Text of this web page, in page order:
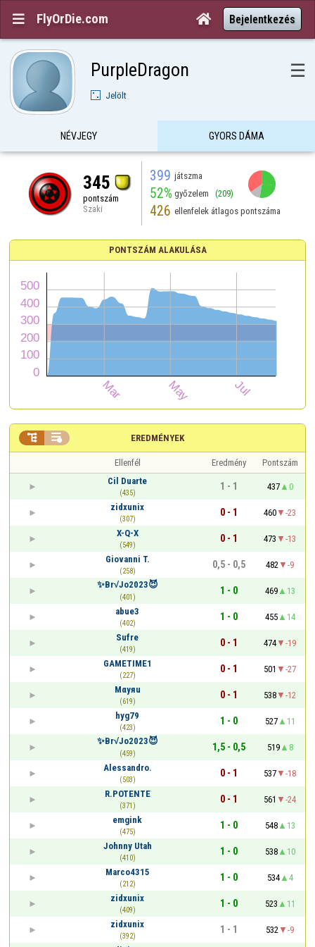
 FlyOrDie.com  Bejelentkezés
PurpleDragon ☰
Jelölt
NÉVJEGY GYORS DÁMA
345
pontszám
Szaki
399 játszma
52% győzelem (209)
426 ellenfelek átlagos pontszáma
PONTSZÁM ALAKULÁSA
EREDMÉNYEK
 
Ellenfél Eredmény
Pontszám
Cil Duarte
(435)
1 - 1 437
0
zidxunix
(307)
0 - 1 460
-23
X-Q-X
(549)
0 - 1 473
-13
Giovanni T.
(258)
0,5 - 0,5 482
-9
✨Br√Jo2023😈
(401)
1 - 0 469
13
abue3
(402)
1 - 0 455
14
Sufre
(419)
0 - 1 474
-19
GAMETIME1
(227)
0 - 1 501
-27
Mαyяu
(619)
0 - 1 538
-12
hyg79
(423)
1 - 0 527
11
✨Br√Jo2023😈
(459)
1,5 - 0,5 519
8
Alessandro.
(503)
0 - 1 537
-18
R.POTENTE
(371)
0 - 1 561
-24
emgink
(475)
1 - 0 548
13
Johnny Utah
(410)
1 - 0 538
10
Marco4315
(212)
1 - 0 534
4
zidxunix
(409)
1 - 0 523
11
zidxunix
(392)
1 - 1 532
-9